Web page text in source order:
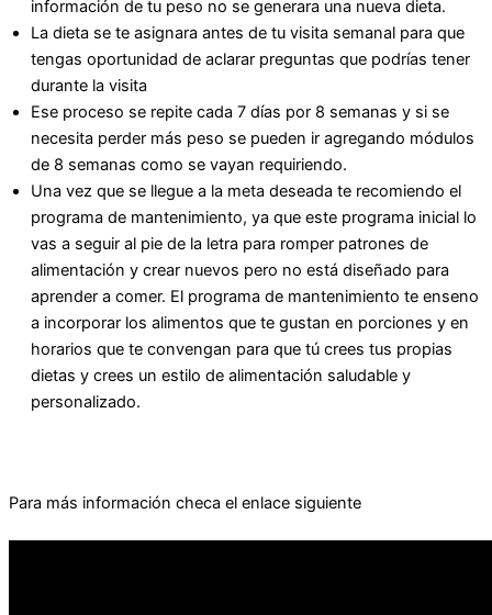
información de tu peso no se generara una nueva dieta.
La dieta se te asignara antes de tu visita semanal para que
tengas oportunidad de aclarar preguntas que podrías tener
durante la visita
Ese proceso se repite cada 7 días por 8 semanas y si se
necesita perder más peso se pueden ir agregando módulos
de 8 semanas como se vayan requiriendo.
Una vez que se llegue a la meta deseada te recomiendo el
programa de mantenimiento, ya que este programa inicial lo
vas a seguir al pie de la letra para romper patrones de
alimentación y crear nuevos pero no está diseñado para
aprender a comer. El programa de mantenimiento te enseno
a incorporar los alimentos que te gustan en porciones y en
horarios que te convengan para que tú crees tus propias
dietas y crees un estilo de alimentación saludable y
personalizado.
Para más información checa el enlace siguiente